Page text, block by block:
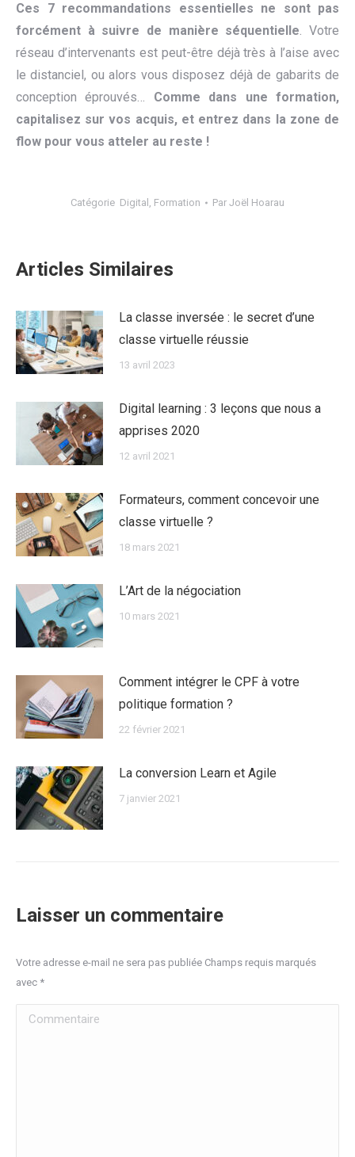
Ces 7 recommandations essentielles ne sont pas
forcément à suivre de manière séquentielle. Votre
réseau d’intervenants est peut-être déjà très à l’aise avec
le distanciel, ou alors vous disposez déjà de gabarits de
conception éprouvés… Comme dans une formation,
capitalisez sur vos acquis, et entrez dans la zone de
flow pour vous atteler au reste !
Catégorie Digital , Formation Par Joël Hoarau
Articles Similaires
La classe inversée : le secret d’une
classe virtuelle réussie
13 avril 2023
Digital learning : 3 leçons que nous a
apprises 2020
12 avril 2021
Formateurs, comment concevoir une
classe virtuelle ?
18 mars 2021
L’Art de la négociation
10 mars 2021
Comment intégrer le CPF à votre
politique formation ?
22 février 2021
La conversion Learn et Agile
7 janvier 2021
Laisser un commentaire
Votre adresse e-mail ne sera pas publiée Champs requis marqués
avec *
Commentaire